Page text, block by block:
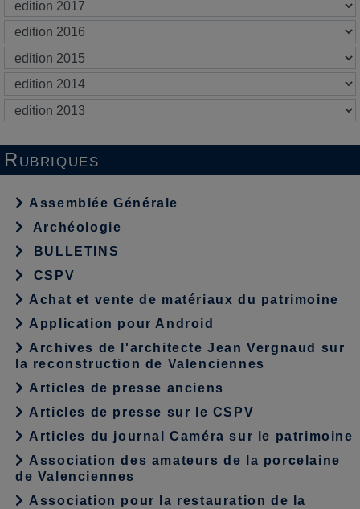
Rubriques
Assemblée Générale
Archéologie
BULLETINS
CSPV
Achat et vente de matériaux du patrimoine
Application pour Android
Archives de l'architecte Jean Vergnaud sur
la reconstruction de Valenciennes
Articles de presse anciens
Articles de presse sur le CSPV
Articles du journal Caméra sur le patrimoine
Association des amateurs de la porcelaine
de Valenciennes
Association pour la restauration de la